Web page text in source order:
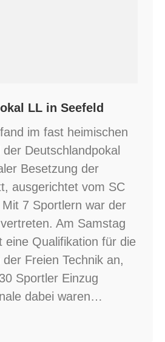
LL in Seefeld
im fast heimischen
Deutschlandpokal
Besetzung der
ausgerichtet vom SC
7 Sportlern war der
Am Samstag
eine Qualifikation für die
Freien Technik an,
Sportler Einzug
dabei waren…